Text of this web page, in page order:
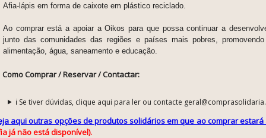
Afia-lápis em forma de caixote em plástico reciclado.
Ao comprar está a apoiar a Oikos para que possa continuar a
junto das comunidades das regiões e países mais pobres,
alimentação, água, saneamento e educação.
Como Comprar / Reservar / Contactar:
ℹ️ Se tiver dúvidas, clique aqui para ler ou contacte
aqui outras opções de produtos solidários em que ao comprar
já não está disponível).